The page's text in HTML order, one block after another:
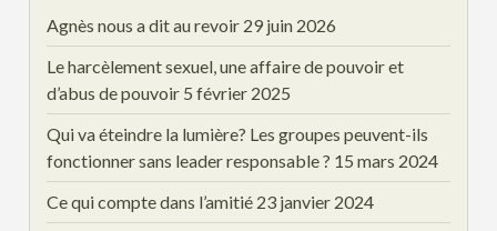
Agnès nous a dit au revoir 29 juin 2026
Le harcèlement sexuel, une affaire de pouvoir et
d’abus de pouvoir 5 février 2025
Qui va éteindre la lumière? Les groupes peuvent-ils
fonctionner sans leader responsable ? 15 mars 2024
Ce qui compte dans l’amitié 23 janvier 2024